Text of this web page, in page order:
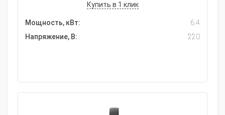
Купить в 1 клик
Мощность, кВт:
6.4
Напряжение, В:
220